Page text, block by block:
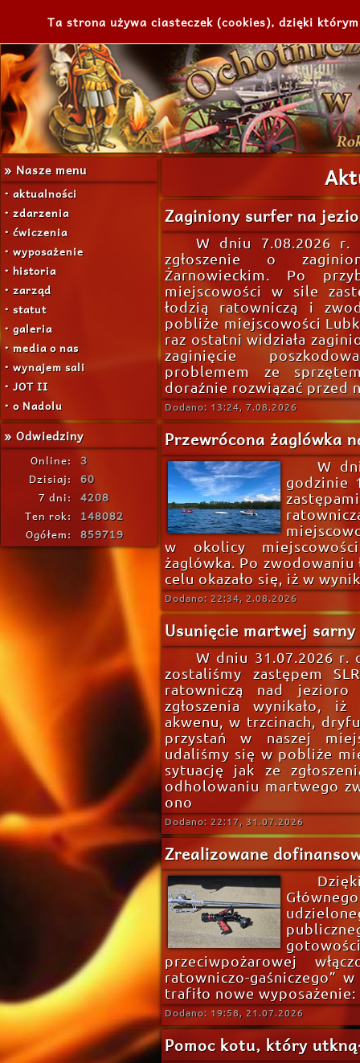
» Nasze menu
• aktualności
• zdarzenia
• ćwiczenia
• wyposażenie
• historia
• zarząd
• statut
• galeria
• media o nas
• wynajem sali
• JOT II
• o Nadolu
» Odwiedziny
Online: 3
Dzisiaj: 60
7 dni: 4208
Ten rok:
148082
Ogółem: 859719
Zaginiony surfer na
W dniu 7.08.2026 r.
zgłoszenie o
Żarnowieckim. Po
miejscowości w sile
łodzią ratowniczą i
pobliże miejscowości
raz ostatni widziała
zaginięcie
problemem ze
doraźnie rozwiązać przed
Dodano: 13:24, 7.08.2026
Przewrócona żaglówka
W
godzinie
w okolicy
żaglówka. Po
celu okazało się, iż w
Dodano: 22:34, 2.08.2026
Usunięcie martwej
W dniu 31.07.2026 r.
zostaliśmy zastępem
ratowniczą nad jezioro
zgłoszenia wynikało, iż
akwenu, w trzcinach,
przystań w naszej
udaliśmy się w pobliże
sytuację jak ze
odholowaniu martwego
ono
Dodano: 22:17, 31.07.2026
Zrealizowane
przeciwpożarowej
ratowniczo-gaśniczego”
trafiło nowe
Dodano: 19:58, 21.07.2026
Pomoc kotu, który
Ta strona używa ciasteczek (cookies), dzięki